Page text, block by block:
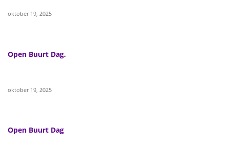
oktober 19, 2025
Open Buurt Dag.
oktober 19, 2025
Open Buurt Dag